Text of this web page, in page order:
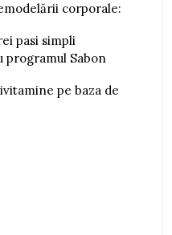
corporale:
pasi simpli
programul Sabon
pe baza de